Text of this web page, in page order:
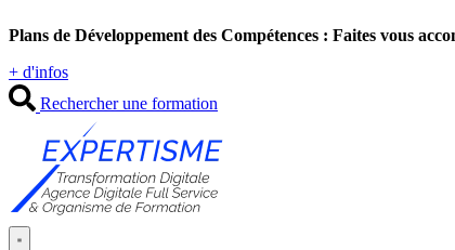
au
Plans de Développement des Compétences : Faites vous
+ d'infos
Rechercher une formation